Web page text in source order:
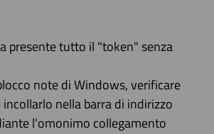
presente tutto il "token" senza
note di Windows, verificare
nella barra di indirizzo
l'omonimo collegamento